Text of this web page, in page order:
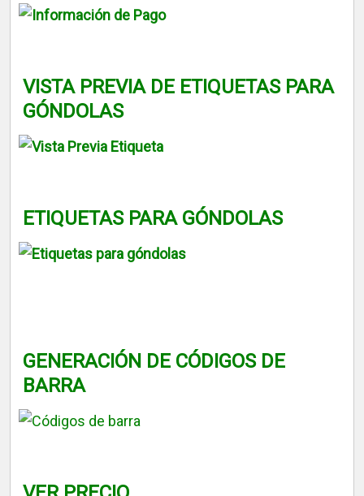
VISTA PREVIA DE ETIQUETAS PARA
GÓNDOLAS
ETIQUETAS PARA GÓNDOLAS
GENERACIÓN DE CÓDIGOS DE
BARRA